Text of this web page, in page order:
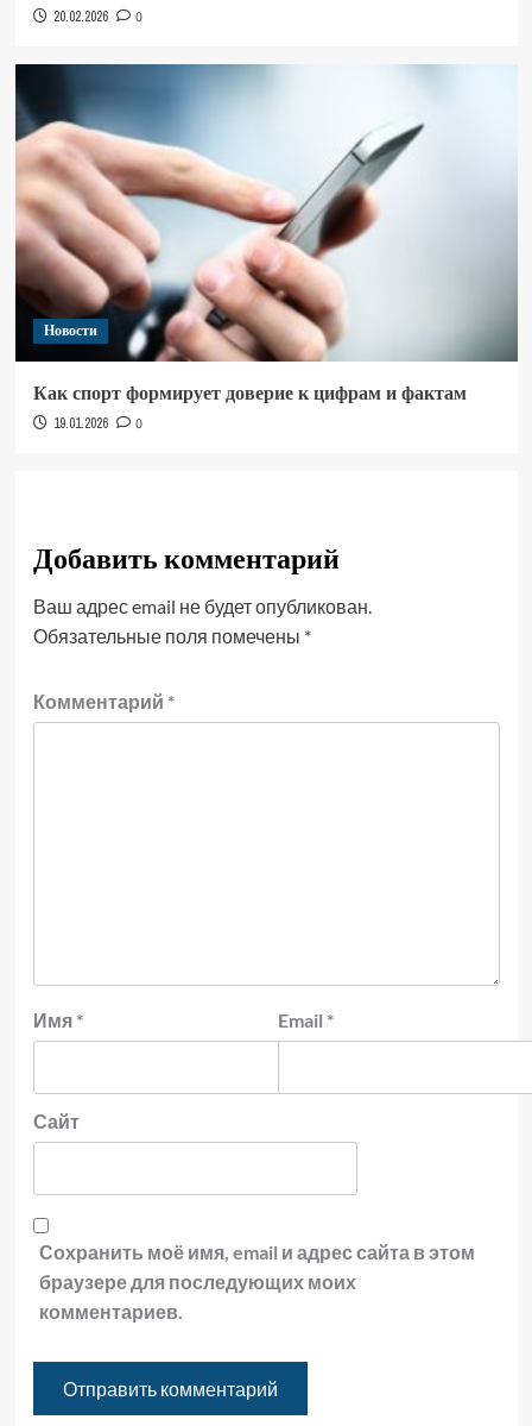
20.02.2026 0
Новости
Как спорт формирует доверие к цифрам и фактам
19.01.2026 0
Добавить комментарий
Ваш адрес email не будет опубликован.
Обязательные поля помечены *
Комментарий *
Имя * Email *
Сайт
Сохранить моё имя, email и адрес сайта в этом
браузере для последующих моих
комментариев.